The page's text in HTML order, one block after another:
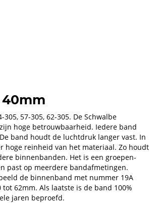
40mm
57-305, 62-305. De Schwalbe
hoge betrouwbaarheid. Iedere band
band houdt de luchtdruk langer vast. In
hoge reinheid van het materiaal. Zo houdt
binnenbanden. Het is een groepen-
past op meerdere bandafmetingen.
de binnenband met nummer 19A
62mm. Als laatste is de band 100%
jaren beproefd.